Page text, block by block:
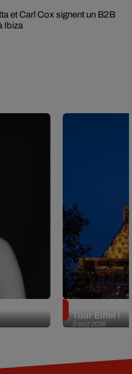
et Carl Cox signent un B2B
Ibiza
3 août 2026
Tour Eiffel !